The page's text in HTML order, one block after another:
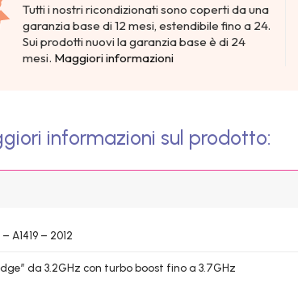
Tutti i nostri ricondizionati sono coperti da una
garanzia base di 12 mesi, estendibile fino a 24.
Sui prodotti nuovi la garanzia base è di 24
mesi. Maggiori informazioni
informazioni sul prodotto:
A1419 – 2012
da 3.2GHz con turbo boost fino a 3.7GHz